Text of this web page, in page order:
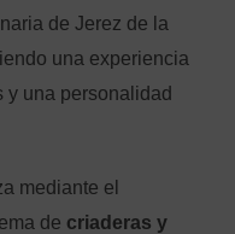
de Jerez de la
una experiencia
y una personalidad
mediante el
de criaderas y